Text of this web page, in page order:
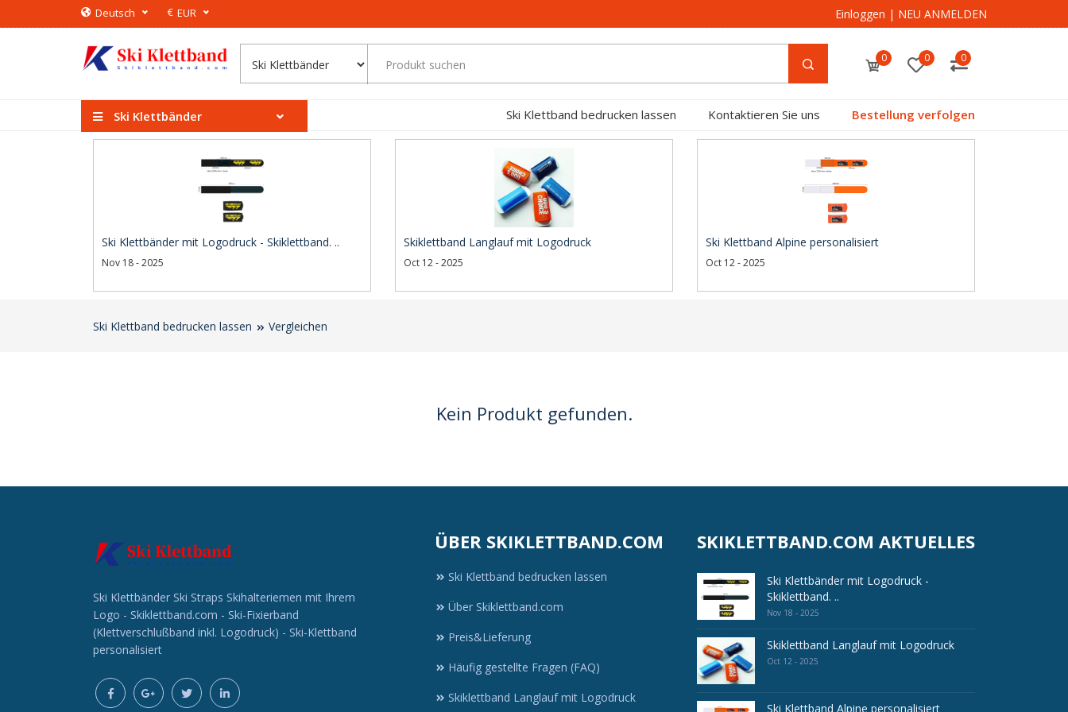
Deutsch € EUR Einloggen | NEU ANMELDEN
0 0 0
Ski Klettbänder Ski Klettband bedrucken lassen Kontaktieren Sie uns Bestellung verfolgen
Ski Klettbänder mit Logodruck - Skiklettband. ..
Nov 18 - 2025
Skiklettband Langlauf mit Logodruck
Oct 12 - 2025
Ski Klettband Alpine personalisiert
Oct 12 - 2025
Ski Klettband bedrucken lassen Vergleichen
Kein Produkt gefunden.
Ski Klettbänder Ski Straps Skihalteriemen mit Ihrem
Logo - Skiklettband.com - Ski-Fixierband
(Klettverschlußband inkl. Logodruck) - Ski-Klettband
personalisiert
ÜBER SKIKLETTBAND.COM
Ski Klettband bedrucken lassen
Über Skiklettband.com
Preis&Lieferung
Häufig gestellte Fragen (FAQ)
Skiklettband Langlauf mit Logodruck
SKIKLETTBAND.COM AKTUELLES
Ski Klettbänder mit Logodruck -
Skiklettband. ..
Nov 18 - 2025
Skiklettband Langlauf mit Logodruck
Oct 12 - 2025
Ski Klettband Alpine personalisiert